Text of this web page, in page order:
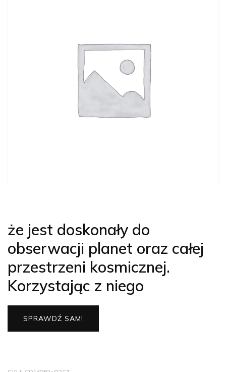
że jest doskonały do
obserwacji planet oraz całej
przestrzeni kosmicznej.
Korzystając z niego
SPRAWDŹ SAM!